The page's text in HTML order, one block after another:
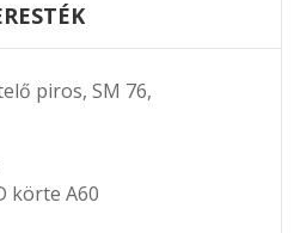
piros, SM 76,
körte A60